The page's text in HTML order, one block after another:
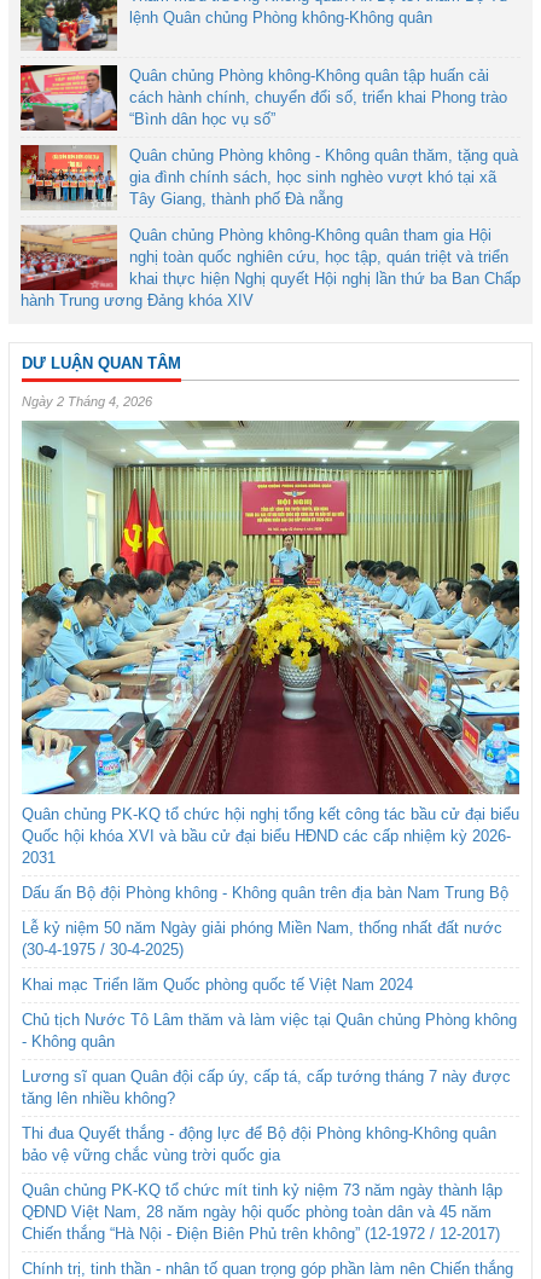
lệnh Quân chủng Phòng không-Không quân
Quân chủng Phòng không-Không quân tập huấn cải
cách hành chính, chuyển đổi số, triển khai Phong trào
“Bình dân học vụ số”
Quân chủng Phòng không - Không quân thăm, tặng quà
gia đình chính sách, học sinh nghèo vượt khó tại xã
Tây Giang, thành phố Đà nẵng
Quân chủng Phòng không-Không quân tham gia Hội
nghị toàn quốc nghiên cứu, học tập, quán triệt và triển
khai thực hiện Nghị quyết Hội nghị lần thứ ba Ban Chấp
hành Trung ương Đảng khóa XIV
DƯ LUẬN QUAN TÂM
Ngày 2 Tháng 4, 2026
Quân chủng PK-KQ tổ chức hội nghị tổng kết công tác bầu cử đại biểu
Quốc hội khóa XVI và bầu cử đại biểu HĐND các cấp nhiệm kỳ 2026-
2031
Dấu ấn Bộ đội Phòng không - Không quân trên địa bàn Nam Trung Bộ
Lễ kỷ niệm 50 năm Ngày giải phóng Miền Nam, thống nhất đất nước
(30-4-1975 / 30-4-2025)
Khai mạc Triển lãm Quốc phòng quốc tế Việt Nam 2024
Chủ tịch Nước Tô Lâm thăm và làm việc tại Quân chủng Phòng không
- Không quân
Lương sĩ quan Quân đội cấp úy, cấp tá, cấp tướng tháng 7 này được
tăng lên nhiều không?
Thi đua Quyết thắng - động lực để Bộ đội Phòng không-Không quân
bảo vệ vững chắc vùng trời quốc gia
Quân chủng PK-KQ tổ chức mít tinh kỷ niệm 73 năm ngày thành lập
QĐND Việt Nam, 28 năm ngày hội quốc phòng toàn dân và 45 năm
Chiến thắng “Hà Nội - Điện Biên Phủ trên không” (12-1972 / 12-2017)
Chính trị, tinh thần - nhân tố quan trọng góp phần làm nên Chiến thắng